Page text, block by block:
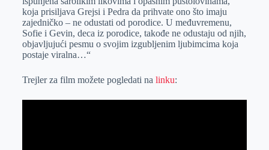
koja prisiljava Grejsi i Pedra da prihvate ono što imaju
zajedničko – ne odustati od porodice. U međuvremenu,
Sofie i Gevin, deca iz porodice, takođe ne odustaju od njih,
objavljujući pesmu o svojim izgubljenim ljubimcima koja
postaje viralna…“
Trejler za film možete pogledati na linku: